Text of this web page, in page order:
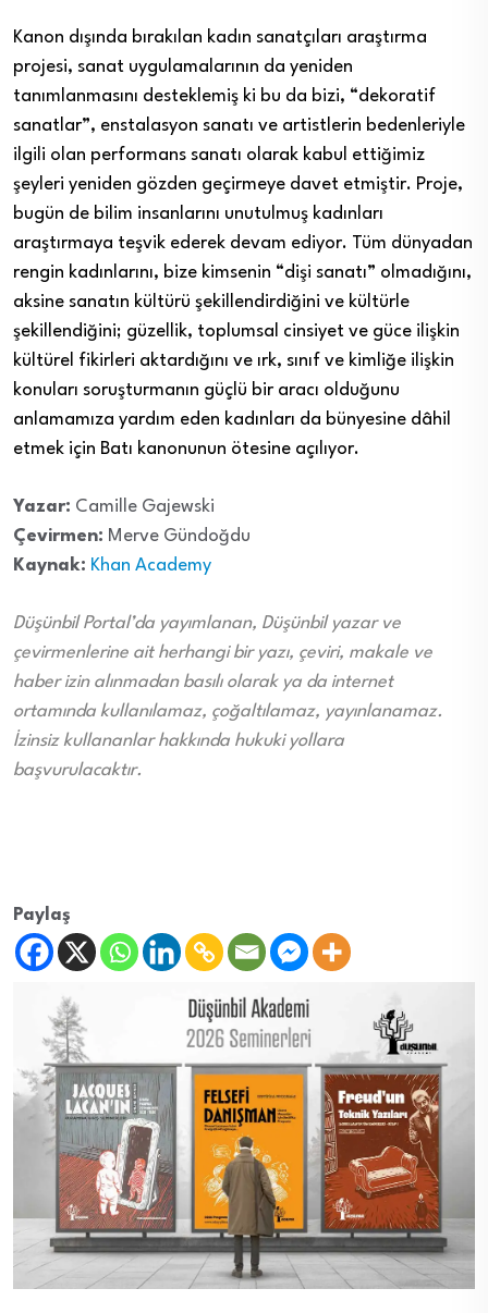
Kanon dışında bırakılan kadın sanatçıları araştırma
projesi, sanat uygulamalarının da yeniden
tanımlanmasını desteklemiş ki bu da bizi, “dekoratif
sanatlar”, enstalasyon sanatı ve artistlerin bedenleriyle
ilgili olan performans sanatı olarak kabul ettiğimiz
şeyleri yeniden gözden geçirmeye davet etmiştir. Proje,
bugün de bilim insanlarını unutulmuş kadınları
araştırmaya teşvik ederek devam ediyor. Tüm dünyadan
rengin kadınlarını, bize kimsenin “dişi sanatı” olmadığını,
aksine sanatın kültürü şekillendirdiğini ve kültürle
şekillendiğini; güzellik, toplumsal cinsiyet ve güce ilişkin
kültürel fikirleri aktardığını ve ırk, sınıf ve kimliğe ilişkin
konuları soruşturmanın güçlü bir aracı olduğunu
anlamamıza yardım eden kadınları da bünyesine dâhil
etmek için Batı kanonunun ötesine açılıyor.
Yazar: Camille Gajewski
Çevirmen: Merve Gündoğdu
Kaynak: Khan Academy
Düşünbil Portal’da yayımlanan, Düşünbil yazar ve
çevirmenlerine ait herhangi bir yazı, çeviri, makale ve
haber izin alınmadan basılı olarak ya da internet
ortamında kullanılamaz, çoğaltılamaz, yayınlanamaz.
İzinsiz kullananlar hakkında hukuki yollara
başvurulacaktır.
Paylaş